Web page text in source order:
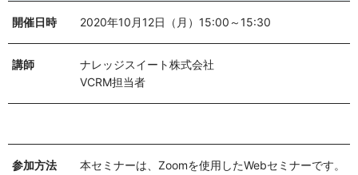
開催日時 2020年10月12日（月）15:00～15:30
講師
ナレッジスイート株式会社
VCRM担当者
参加方法
本セミナーは、Zoomを使用したWebセミナーです。